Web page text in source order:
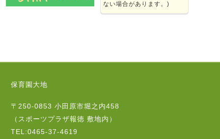
ない場合があります。)
保育園大地
〒250-0853 小田原市堀之内458
（スポーツプラザ報徳 敷地内）
TEL:0465-37-4619